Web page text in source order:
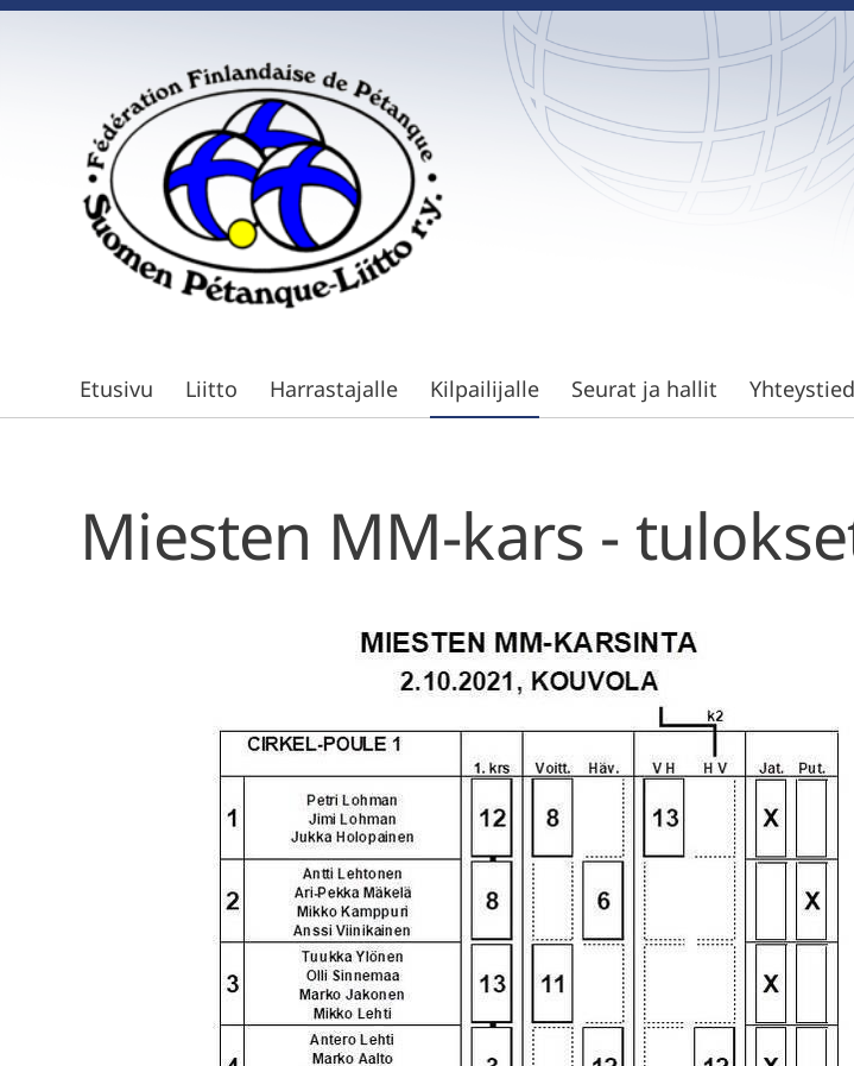
Suomen Petanque-Liitto
Etusivu Liitto Harrastajalle Kilpailijalle Seurat ja hallit
Miesten MM-kars -